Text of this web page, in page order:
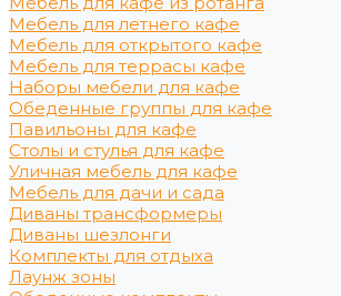
Мебель для летнего кафе
Мебель для открытого кафе
Мебель для террасы кафе
Наборы мебели для кафе
Обеденные группы для кафе
Павильоны для кафе
Столы и стулья для кафе
Уличная мебель для кафе
Мебель для дачи и сада
Диваны трансформеры
Диваны шезлонги
Комплекты для отдыха
Лаунж зоны